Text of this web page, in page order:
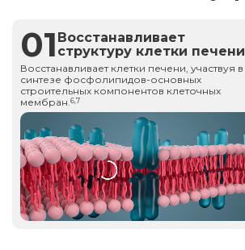
01 Восстанавливает
структуру клетки печени
Восстанавливает клетки печени, участвуя в
синтезе фосфолипидов-основных
строительных компонентов клеточных
мембран.6,7